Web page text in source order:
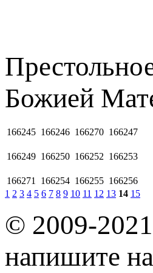
Божией
166245 166246 166270 166247
166249 166250 166252 166253
166271 166254 166255 166256
1 2 3 4 5 6 7 8 9 10 11 12 13 14 15
© 2009-
напишите